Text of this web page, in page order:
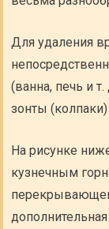
Для удаления
(ванна, печь и
зонты
На рисунке
кузнечным